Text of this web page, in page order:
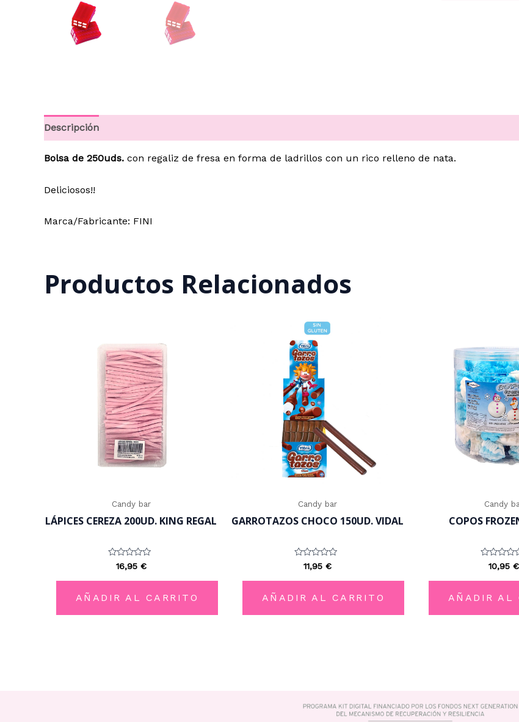
Descripción
Bolsa de 250uds. con regaliz de fresa en forma de ladrillos con un rico relleno de nata.
Deliciosos!!
Marca/Fabricante: FINI
Productos Relacionados
Candy bar
LÁPICES CEREZA 200UD. KING REGAL
Valorado
con
0
5
16,95 €
AÑADIR AL CARRITO
Candy bar
GARROTAZOS CHOCO 150UD. VIDAL
Valorado
con
0
5
11,95 €
AÑADIR AL CARRITO
Candy
COPOS
Valorado
con
0
5
10,95 €
AÑADIR AL